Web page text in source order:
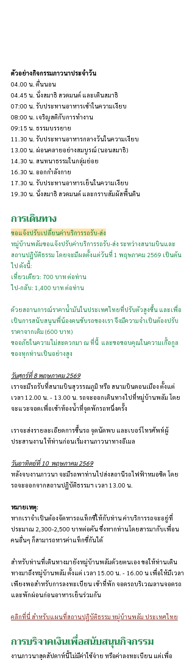
ตัวอย่างกิจกรรมภาวนาประจำวัน
04.00 น. ตื่นนอน
04.45 น. นั่งสมาธิ สวดมนต์ และเดินสมาธิ
07:00 น. รับประทานอาหารเช้าในความเงียบ
08:00 น. เจริญสติกับการทำงาน
09:15 น. ธรรมบรรยาย
11.30 น. รับประทานอาหารกลางวันในความเงียบ
13.00 น. ผ่อนคลายอย่างสมบูรณ์ (นอนสมาธิ)
14.30 น. สนทนาธรรมในกลุ่มย่อย
16.30 น. ออกกำลังกาย
17.30 น. รับประทานอาหารเย็นในความเงียบ
19.30 น. นั่งสมาธิ สวดมนต์ และกราบสัมผัสพื้นดิน
การเดินทาง
ขอแจ้งปรับเปลี่ยนค่าบริการรถรับ-ส่ง
หมู่บ้านพลัมขอแจ้งปรับค่าบริการรถรับ-ส่ง ระหว่างสนามบินและ
สถานปฏิบัติธรรม โดยจะมีผลตั้งแต่วันที่ 1 พฤษภาคม 2569 เป็นต้น
ไป ดังนี้:
เที่ยวเดียว: 700 บาท ต่อท่าน
ไป-กลับ: 1,400 บาท ต่อท่าน
ด้วยสถานการณ์ราคาน้ำมันในประเทศไทยที่ปรับตัวสูงขึ้น และเพื่อ
เป็นการสนับสนุนพี่น้องคนขับรถของเรา จึงมีความจำเป็นต้องปรับ
ราคาจากเดิม (600 บาท)
ขออภัยในความไม่สะดวกมา ณ ที่นี้  และขอขอบคุณในความเกื้อกูล
ของทุกท่านเป็นอย่างสูง
วันศุกร์ที่ 8 พฤษภาคม 2569
เราจะมีรถรับที่สนามบินสุวรรณภูมิ หรือ สนามบินดอนเมือง ตั้งแต่
เวลา 12.00 น. -  13.00 น. รถจะออกเดินทางไปที่หมู่บ้านพลัม โดย
จะแวะจอดเพื่อเข้าห้องน้ำที่จุดพักรถหนึ่งครั้ง
เราจะส่งรายละเอียดการขึ้นรถ จุดนัดพบ และเบอร์โทรศัพท์ผู้
ประสานงาน ให้ท่านก่อนเริ่มงานภาวนาทางอีเมล
วันอาทิตย์ที่ 10  พฤษภาคม 2569
หลังจบงานภาวนา จะมีรถพาท่านไปส่งสถานีรถไฟฟ้าหมอชิต โดย
รถจะออกจากสถานปฏิบัติธรรมฯ เวลา 13.00 น.
หมายเหตุ:
หากเราจำเป็นต้องจัดหารถแท็กซี่ให้กับท่าน ค่าบริการรถจะอยู่ที่
ประมาณ 2,300-2,500 บาทต่อคัน ซึ่งหากท่านโดยสารมากับเพื่อน
คนอื่นๆ ก็สามารถหารค่าแท็กซี่กันได้
สำหรับท่านที่เดินทางมายังหมู่บ้านพลัมด้วยตนเอง ขอให้ท่านเดิน
ทางมาถึงหมู่บ้านพลัม ตั้งแต่ เวลา 15.00 น. -  16.00 น เพื่อให้มีเวลา
เพียงพอสำหรับการลงทะเบียน เข้าที่พัก จอดรถบริเวณลานจอดรถ
และพักผ่อนก่อนอาหารเย็นร่วมกัน
คลิกที่นี่ สำหรับแผนที่สถานปฏิบัติธรรม หมู่บ้านพลัม ประเทศไทย
การบริจาคเงินเพื่อสนับสนุนกิจกรรม
งานภาวนาสุดสัปดาห์นี้ไม่มีค่าใช้จ่าย หรือค่าลงทะเบียน แต่เพื่อ